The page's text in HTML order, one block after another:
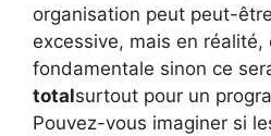
organisation peut peut-
excessive, mais en réalité,
fondamentale sinon ce
totalsurtout pour un
Pouvez-vous imaginer si